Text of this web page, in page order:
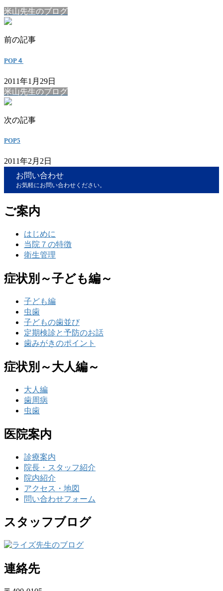
米山先生のブログ
前の記事
POP４
2011年1月29日
米山先生のブログ
次の記事
POP5
2011年2月2日
お問い合わせ
お気軽にお問い合わせください。
ご案内
はじめに
当院７の特徴
衛生管理
症状別～子ども編～
子ども編
虫歯
子どもの歯並び
定期検診と予防のお話
歯みがきのポイント
症状別～大人編～
大人編
歯周病
虫歯
医院案内
診療案内
院長・スタッフ紹介
院内紹介
アクセス・地図
問い合わせフォーム
スタッフブログ
連絡先